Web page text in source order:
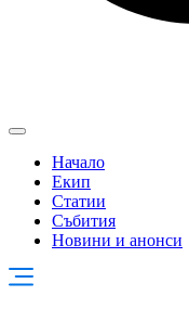
Начало
Екип
Статии
Събития
Новини и анонси